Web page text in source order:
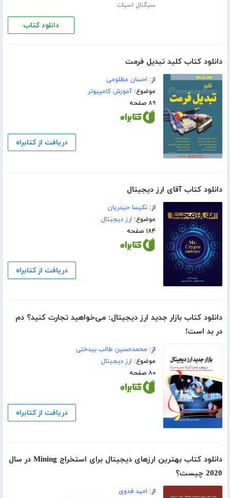
سیگنال اسپات
دانلود کتاب
دانلود کتاب کلید تبدیل فرمت
از: احسان مظلومی
موضوع:آموزش کامپیوتر
۸۹ صفحه
دریافت از کتابراه
دانلود کتاب آقای ارز دیجیتال
از:نکیسا حیدریان
موضوع: ارز دیجیتال
۱۸۴ صفحه
دریافت از کتابراه
دانلود کتاب بازار جدید ارز دیجیتال: می‌خواهید تجارت کنید؟ دم
در بد است!
از: محمدحسین طالب بیدختی
موضوع: ارز دیجیتال
۸۰ صفحه
دریافت از کتابراه
دانلود کتاب بهترین ارزهای دیجیتال برای استخراج Mining در سال
2020 چیست؟
از: امید فدوی